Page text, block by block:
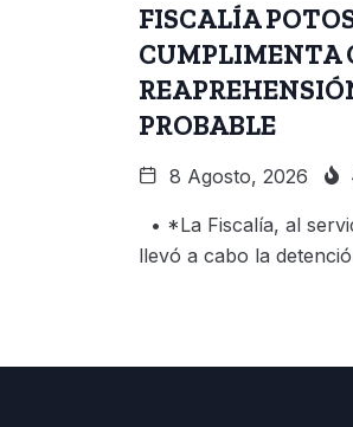
FISCALÍA
CUMPLIMENTA
PROBABLE
8 Agosto, 2026
• *La Fiscalía, al
llevó a cabo la